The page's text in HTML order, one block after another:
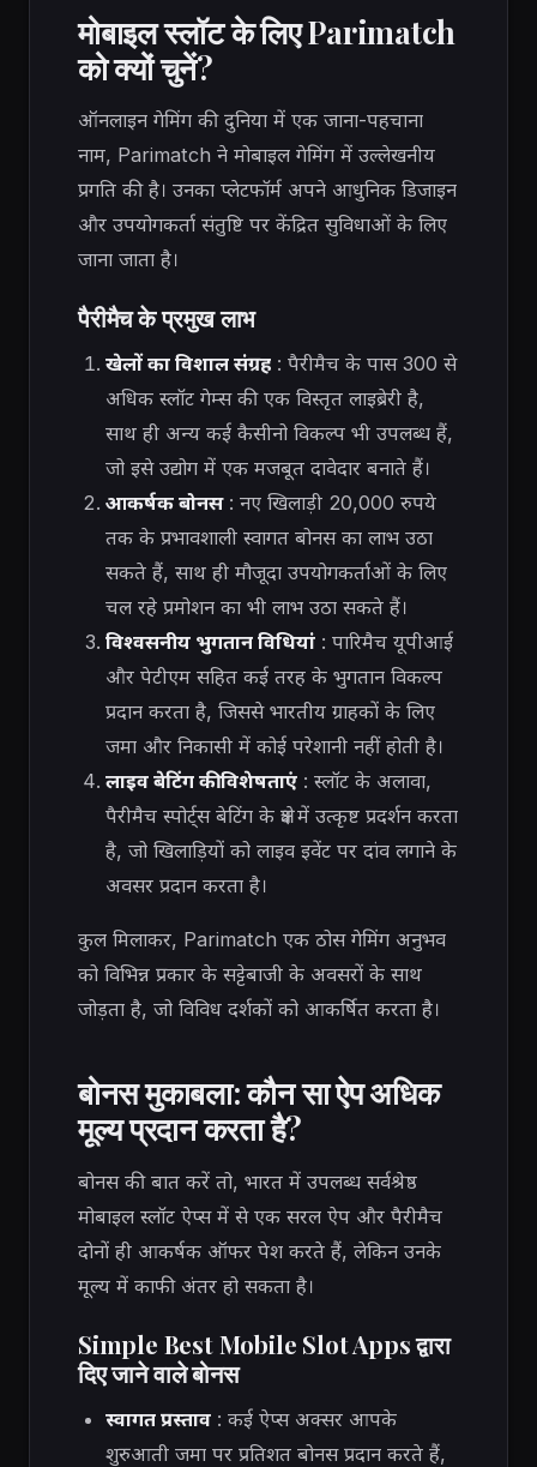
मोबाइल स्लॉट के लिए Parimatch
को क्यों चुनें?
ऑनलाइन गेमिंग की दुनिया में एक जाना-पहचाना
नाम, Parimatch ने मोबाइल गेमिंग में उल्लेखनीय
प्रगति की है। उनका प्लेटफॉर्म अपने आधुनिक डिजाइन
और उपयोगकर्ता संतुष्टि पर केंद्रित सुविधाओं के लिए
जाना जाता है।
पैरीमैच के प्रमुख लाभ
खेलों का विशाल संग्रह: पैरीमैच के पास 300 से
अधिक स्लॉट गेम्स की एक विस्तृत लाइब्रेरी है,
साथ ही अन्य कई कैसीनो विकल्प भी उपलब्ध हैं,
जो इसे उद्योग में एक मजबूत दावेदार बनाते हैं।
आकर्षक बोनस: नए खिलाड़ी 20,000 रुपये
तक के प्रभावशाली स्वागत बोनस का लाभ उठा
सकते हैं, साथ ही मौजूदा उपयोगकर्ताओं के लिए
चल रहे प्रमोशन का भी लाभ उठा सकते हैं।
विश्वसनीय भुगतान विधियां: पारिमैच यूपीआई
और पेटीएम सहित कई तरह के भुगतान विकल्प
प्रदान करता है, जिससे भारतीय ग्राहकों के लिए
जमा और निकासी में कोई परेशानी नहीं होती है।
लाइव बेटिंग की विशेषताएं: स्लॉट के अलावा,
पैरीमैच स्पोर्ट्स बेटिंग के क्षेत्र में उत्कृष्ट प्रदर्शन करता
है, जो खिलाड़ियों को लाइव इवेंट पर दांव लगाने के
अवसर प्रदान करता है।
कुल मिलाकर, Parimatch एक ठोस गेमिंग अनुभव
को विभिन्न प्रकार के सट्टेबाजी के अवसरों के साथ
जोड़ता है, जो विविध दर्शकों को आकर्षित करता है।
बोनस मुकाबला: कौन सा ऐप अधिक
मूल्य प्रदान करता है?
बोनस की बात करें तो, भारत में उपलब्ध सर्वश्रेष्ठ
मोबाइल स्लॉट ऐप्स में से एक सरल ऐप और पैरीमैच
दोनों ही आकर्षक ऑफर पेश करते हैं, लेकिन उनके
मूल्य में काफी अंतर हो सकता है।
Simple Best Mobile Slot Apps द्वारा
दिए जाने वाले बोनस
स्वागत प्रस्ताव: कई ऐप्स अक्सर आपके
शुरुआती जमा पर प्रतिशत बोनस प्रदान करते हैं,